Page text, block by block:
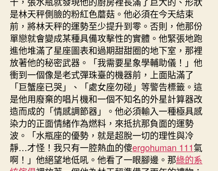
是林天秤側臉的粉紅色蘑菇。他必須在今天結束
前，將林天秤的運勢至少提升到零。否則，他那份
單戀就會變成某種具備攻擊性的實體。他緊張地跑
進他堆滿了星座圖表和過期甜甜圈的地下室，那裡
放著他的秘密武器。「我需要星象學輔助儀！」他
衝到一個像是老式彈珠臺的機器前，上面貼滿了
「巨蟹座已哭」、「處女座勿碰」等警告標籤。這
是他用廢棄的唱片機和一個不知名的外星計算器改
造而成的「情感調節器」。他必須輸入一種極具感
染力的正面情緒作為燃料，來抵抗那負面的運勢
波。「水瓶座的優勢，就是超脫一切的理性與冷
靜…才怪！我只有一腔熱血的傻ergohuman 111氣
啊！」他絕望地低吼。他看了一眼腳邊。那綠的系